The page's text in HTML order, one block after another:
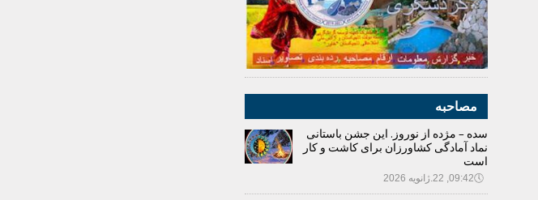
مصاحبه
سده – مژده از نوروز. این جشن باستانی
نماد آمادگی کشاورزان برای کاشت و کار
است
🕔09:42, 22.ژانویه 2026